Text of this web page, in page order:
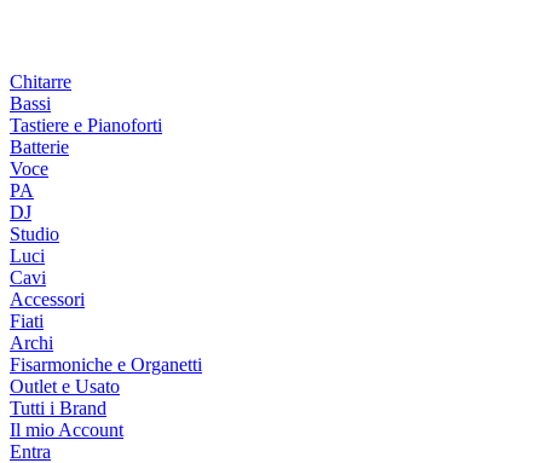
Chitarre
Bassi
Tastiere e Pianoforti
Batterie
Voce
PA
DJ
Studio
Luci
Cavi
Accessori
Fiati
Archi
Fisarmoniche e Organetti
Outlet e Usato
Tutti i Brand
Il mio Account
Entra